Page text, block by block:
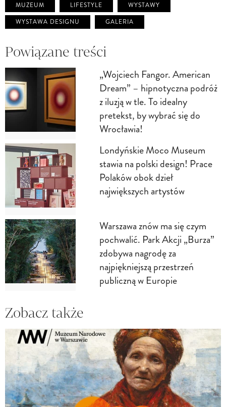
MUZEUM LIFESTYLE
WYSTAWY
WYSTAWA DESIGNU
GALERIA
Powiązane treści
„Wojciech Fangor. American
Dream” – hipnotyczna podróż
z iluzją w tle. To idealny
pretekst, by wybrać się do
Wrocławia!
Londyńskie Moco Museum
stawia na polski design! Prace
Polaków obok dzieł
największych artystów
Warszawa znów ma się czym
pochwalić. Park Akcji „Burza”
zdobywa nagrodę za
najpiękniejszą przestrzeń
publiczną w Europie
Zobacz także